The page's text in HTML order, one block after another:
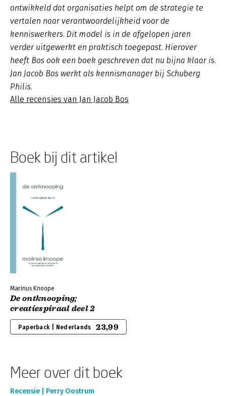
ontwikkeld dat organisaties helpt om de strategie te
vertalen naar verantwoordelijkheid voor de
kenniswerkers. Dit model is in de afgelopen jaren
verder uitgewerkt en praktisch toegepast. Hierover
heeft Bos ook een boek geschreven dat nu bijna klaar is.
Jan Jacob Bos werkt als kennismanager bij Schuberg
Philis.
Alle recensies van Jan Jacob Bos
Boek bij dit artikel
Marinus Knoope
De ontknooping;
creatiespiraal deel 2
Paperback | Nederlands 23,99
Meer over dit boek
Recensie | Perry Oostrum